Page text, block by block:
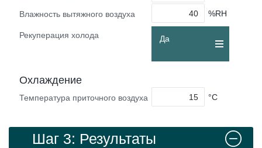
Влажность вытяжного воздуха %RH
Рекуперация холода Да
Охлаждение
Температура приточного воздуха °C
Шаг 3: Результаты